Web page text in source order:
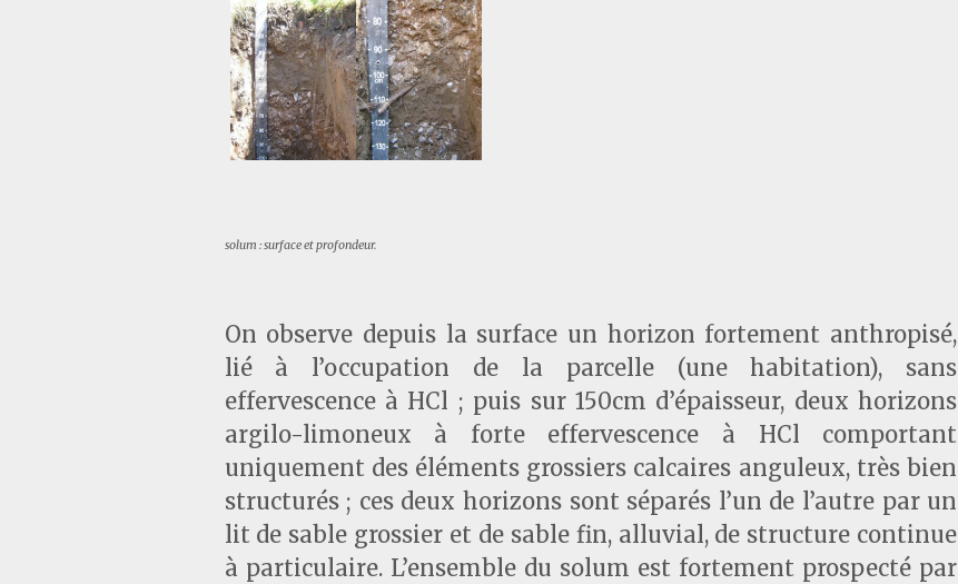
solum : surface et profondeur.
On observe depuis la surface un horizon fortement anthropisé,
lié à l’occupation de la parcelle (une habitation), sans
effervescence à HCl ; puis sur 150cm d’épaisseur, deux horizons
argilo-limoneux à forte effervescence à HCl comportant
uniquement des éléments grossiers calcaires anguleux, très bien
structurés ; ces deux horizons sont séparés l’un de l’autre par un
lit de sable grossier et de sable fin, alluvial, de structure continue
à particulaire. L’ensemble du solum est fortement prospecté par